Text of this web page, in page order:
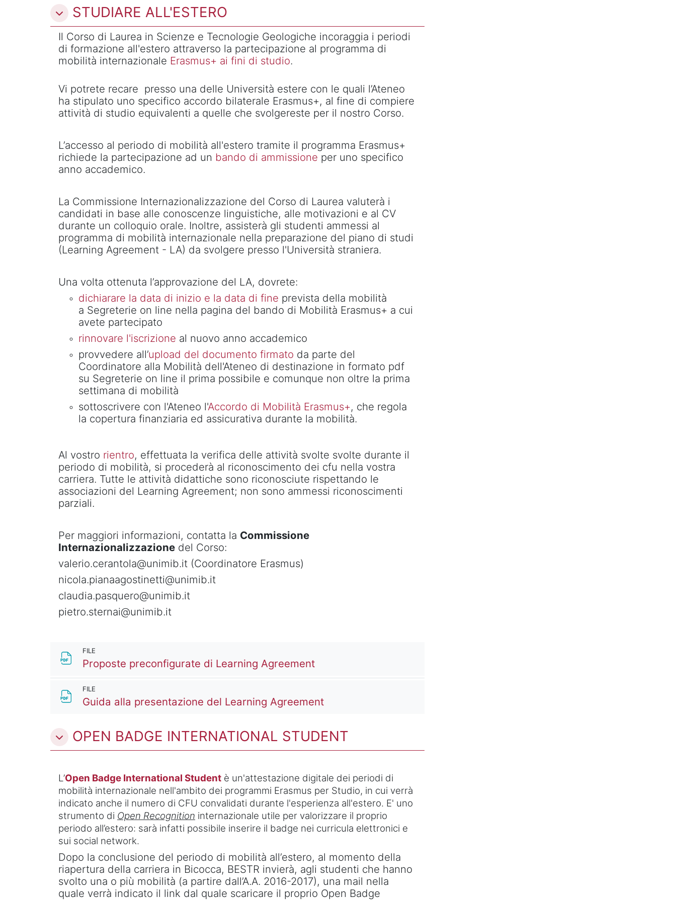
STUDIARE ALL'ESTERO
Il Corso di Laurea in Scienze e Tecnologie Geologiche incoraggia i periodi
di formazione all'estero attraverso la partecipazione al programma di
mobilità internazionale Erasmus+ ai fini di studio.
Vi potrete recare presso una delle Università estere con le quali l’Ateneo
ha stipulato uno specifico accordo bilaterale Erasmus+, al fine di compiere
attività di studio equivalenti a quelle che svolgereste per il nostro Corso.
L’accesso al periodo di mobilità all'estero tramite il programma Erasmus+
richiede la partecipazione ad un bando di ammissione per uno specifico
anno accademico.
La Commissione Internazionalizzazione del Corso di Laurea valuterà i
candidati in base alle conoscenze linguistiche, alle motivazioni e al CV
durante un colloquio orale. Inoltre, assisterà gli studenti ammessi al
programma di mobilità internazionale nella preparazione del piano di studi
(Learning Agreement - LA) da svolgere presso l'Università straniera.
Una volta ottenuta l’approvazione del LA, dovrete:
dichiarare la data di inizio e la data di fine prevista della mobilità
a Segreterie on line nella pagina del bando di Mobilità Erasmus+ a cui
avete partecipato
rinnovare l'iscrizione al nuovo anno accademico
provvedere all’upload del documento firmato da parte del
Coordinatore alla Mobilità dell'Ateneo di destinazione in formato pdf
su Segreterie on line il prima possibile e comunque non oltre la prima
settimana di mobilità
sottoscrivere con l'Ateneo l'Accordo di Mobilità Erasmus+, che regola
la copertura finanziaria ed assicurativa durante la mobilità.
Al vostro rientro, effettuata la verifica delle attività svolte svolte durante il
periodo di mobilità, si procederà al riconoscimento dei cfu nella vostra
carriera. Tutte le attività didattiche sono riconosciute rispettando le
associazioni del Learning Agreement; non sono ammessi riconoscimenti
parziali.
Per maggiori informazioni, contatta la Commissione
Internazionalizzazione del Corso:
valerio.cerantola@unimib.it (Coordinatore Erasmus)
nicola.pianaagostinetti@unimib.it
claudia.pasquero@unimib.it
pietro.sternai@unimib.it
FILE
Proposte preconfigurate di Learning AgreementFile
FILE
Guida alla presentazione del Learning AgreementFile
OPEN BADGE INTERNATIONAL STUDENT
L’Open Badge International Student è un'attestazione digitale dei periodi di
mobilità internazionale nell'ambito dei programmi Erasmus per Studio, in cui verrà
indicato anche il numero di CFU convalidati durante l'esperienza all'estero. E' uno
strumento di Open Recognition internazionale utile per valorizzare il proprio
periodo all’estero: sarà infatti possibile inserire il badge nei curricula elettronici e
sui social network.
Dopo la conclusione del periodo di mobilità all’estero, al momento della
riapertura della carriera in Bicocca, BESTR invierà, agli studenti che hanno
svolto una o più mobilità (a partire dall’A.A. 2016-2017), una mail nella
quale verrà indicato il link dal quale scaricare il proprio Open Badge